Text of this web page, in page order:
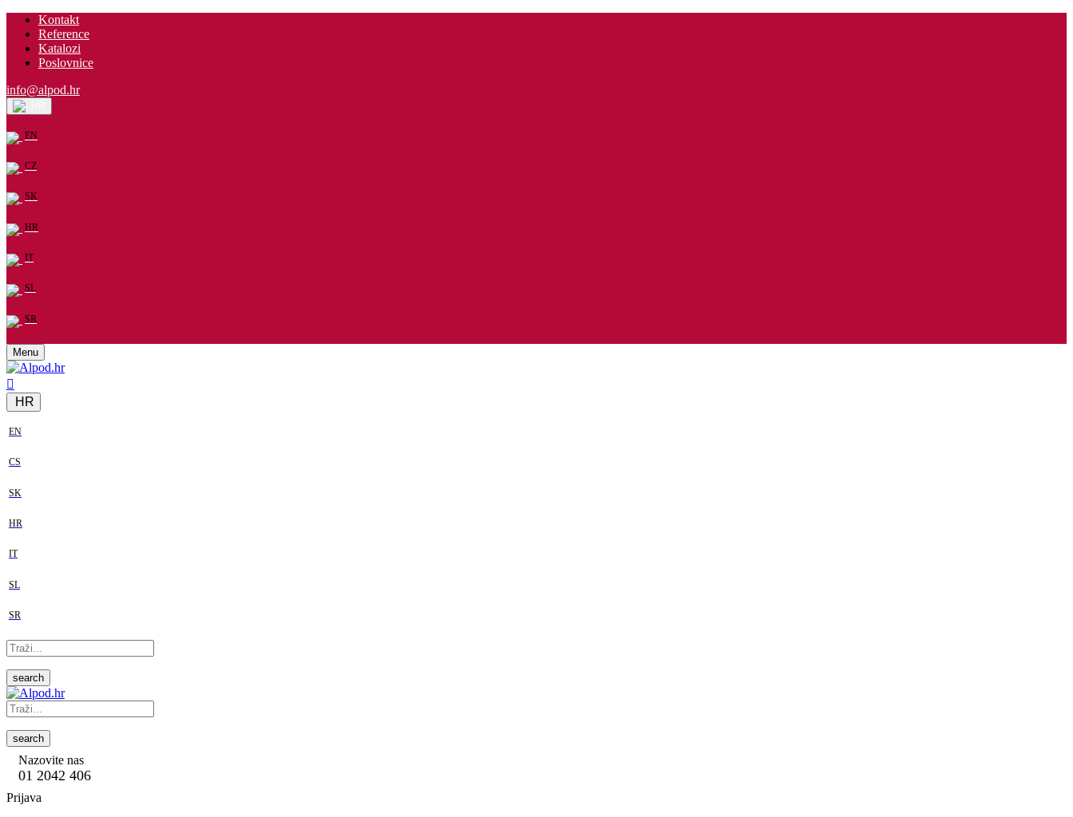
Kontakt
Reference
Katalozi
Poslovnice
info@alpod.hr
EN
CZ
SK
HR
IT
SL
SR
Menu
HR
EN
CS
SK
HR
IT
SL
SR
search
search
Nazovite nas
01 2042 406
Prijava